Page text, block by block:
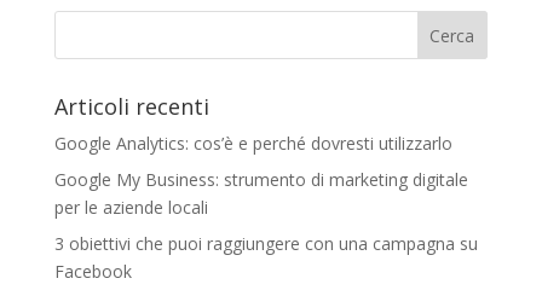
Articoli recenti
Google Analytics: cos’è e perché dovresti utilizzarlo
Google My Business: strumento di marketing digitale
per le aziende locali
3 obiettivi che puoi raggiungere con una campagna su
Facebook